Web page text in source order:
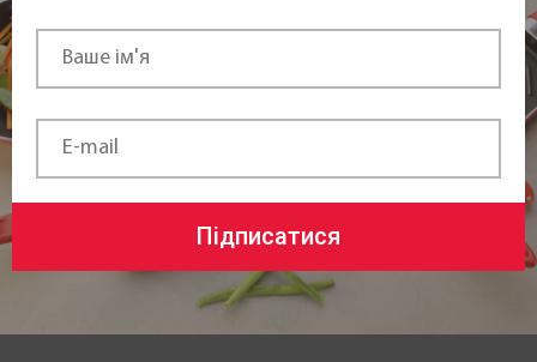
Підписатися